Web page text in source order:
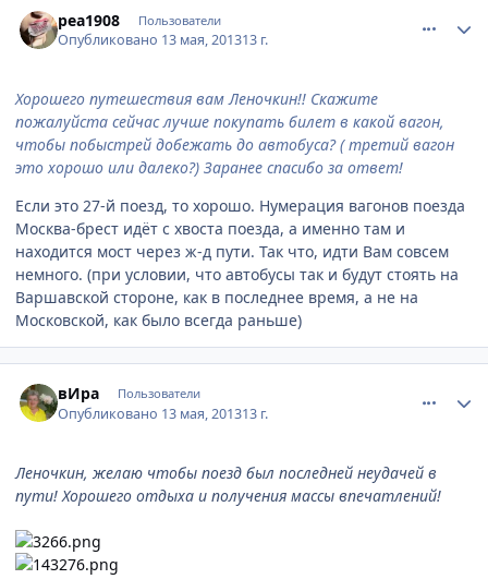
pea1908 Пользователи
Опубликовано 13 мая, 201313 г.
Хорошего путешествия вам Леночкин!! Скажите
пожалуйста сейчас лучше покупать билет в какой вагон,
чтобы побыстрей добежать до автобуса? ( третий вагон
это хорошо или далеко?) Заранее спасибо за ответ!
Если это 27-й поезд, то хорошо. Нумерация вагонов поезда
Москва-брест идёт с хвоста поезда, а именно там и
находится мост через ж-д пути. Так что, идти Вам совсем
немного. (при условии, что автобусы так и будут стоять на
Варшавской стороне, как в последнее время, а не на
Московской, как было всегда раньше)
вИра Пользователи
Опубликовано 13 мая, 201313 г.
Леночкин, желаю чтобы поезд был последней неудачей в
пути! Хорошего отдыха и получения массы впечатлений!